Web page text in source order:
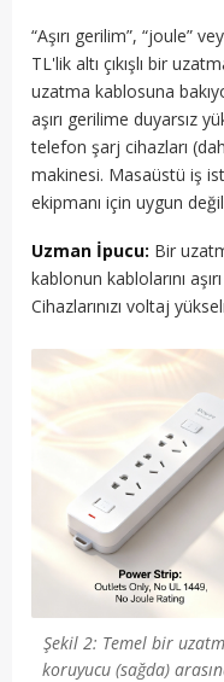
“Aşırı gerilim”, “joule”
TL'lik altı çıkışlı bir
uzatma kablosuna
aşırı gerilime duyarsız
telefon şarj cihazları
makinesi. Masaüstü iş
ekipmanı için uygun
Uzman İpucu: Bir
kablonun kablolarını
Cihazlarınızı voltaj
Şekil 2: Temel bir
koruyucu (sağda)